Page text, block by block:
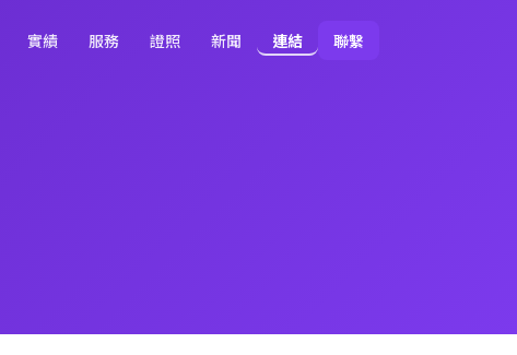
實績 服務 證照 新聞 連結 聯繫